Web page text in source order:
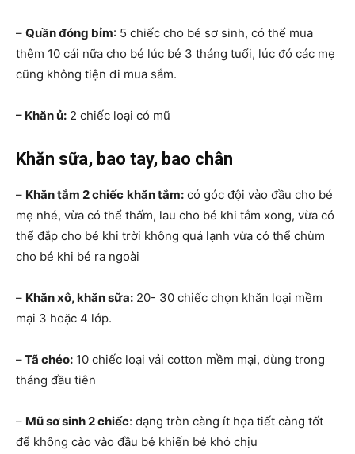
– Quần đóng bỉm: 5 chiếc cho bé sơ sinh, có thể mua
thêm 10 cái nữa cho bé lúc bé 3 tháng tuổi, lúc đó các mẹ
cũng không tiện đi mua sắm.
– Khăn ủ: 2 chiếc loại có mũ
Khăn sữa, bao tay, bao chân
– Khăn tắm 2 chiếc khăn tắm: có góc đội vào đầu cho bé
mẹ nhé, vừa có thể thấm, lau cho bé khi tắm xong, vừa có
thể đắp cho bé khi trời không quá lạnh vừa có thể chùm
cho bé khi bé ra ngoài
– Khăn xô, khăn sữa: 20- 30 chiếc chọn khăn loại mềm
mại 3 hoặc 4 lớp.
–Tã chéo: 10 chiếc loại vải cotton mềm mại, dùng trong
tháng đầu tiên
– Mũ sơ sinh 2 chiếc: dạng tròn càng ít họa tiết càng tốt
để không cào vào đầu bé khiến bé khó chịu